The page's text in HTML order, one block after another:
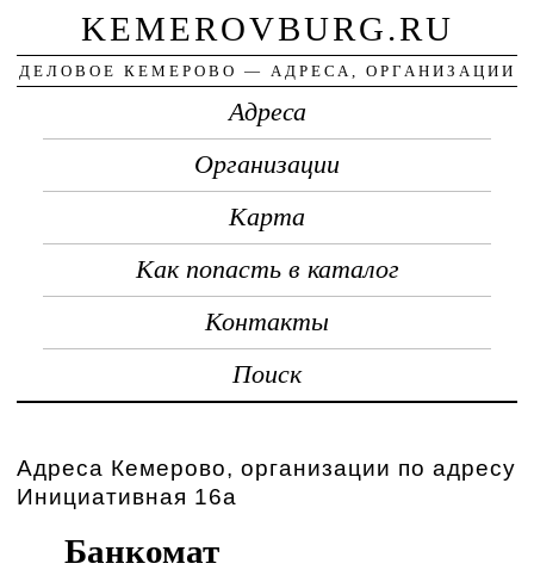
KEMEROVBURG.RU
ДЕЛОВОЕ КЕМЕРОВО — АДРЕСА, ОРГАНИЗАЦИИ
Адреса
Организации
Карта
Как попасть в каталог
Контакты
Поиск
Адреса Кемерово, организации по адресу
Инициативная 16а
Банкомат